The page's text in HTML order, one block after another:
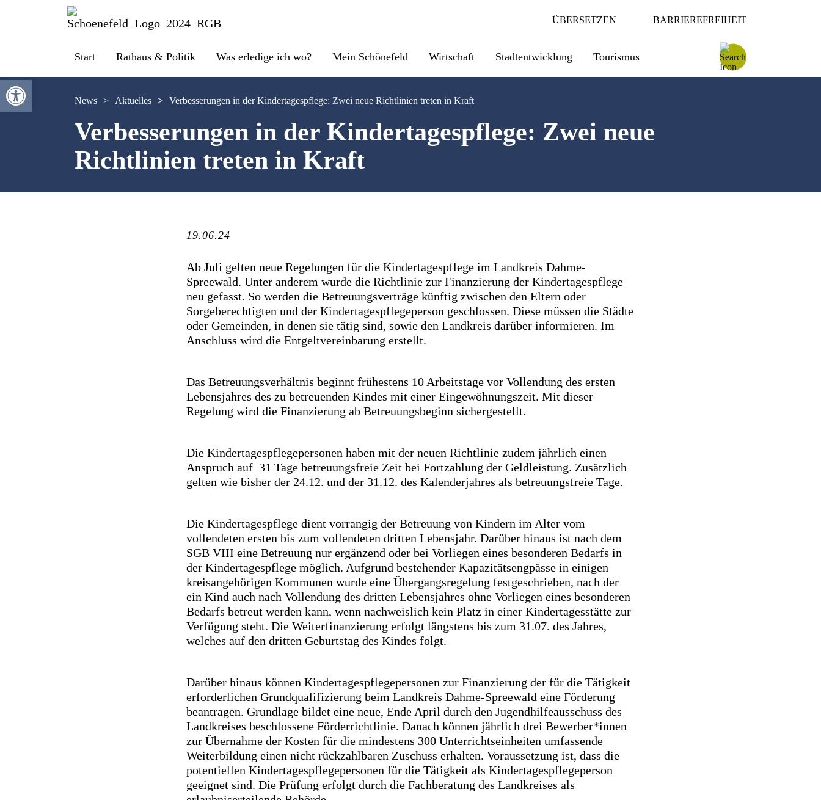
Werkzeugleiste öffnen
ÜBERSETZEN BARRIEREFREIHEIT
Start Rathaus & Politik Was erledige ich wo? Mein Schönefeld Wirtschaft Stadtentwicklung Tourismus
News > Aktuelles > Verbesserungen in der Kindertagespflege: Zwei neue Richtlinien treten in Kraft
Verbesserungen in der Kindertagespflege: Zwei neue
Richtlinien treten in Kraft
19.06.24
Ab Juli gelten neue Regelungen für die Kindertagespflege im Landkreis Dahme-
Spreewald. Unter anderem wurde die Richtlinie zur Finanzierung der Kindertagespflege
neu gefasst. So werden die Betreuungsverträge künftig zwischen den Eltern oder
Sorgeberechtigten und der Kindertagespflegeperson geschlossen. Diese müssen die Städte
oder Gemeinden, in denen sie tätig sind, sowie den Landkreis darüber informieren. Im
Anschluss wird die Entgeltvereinbarung erstellt.
Das Betreuungsverhältnis beginnt frühestens 10 Arbeitstage vor Vollendung des ersten
Lebensjahres des zu betreuenden Kindes mit einer Eingewöhnungszeit. Mit dieser
Regelung wird die Finanzierung ab Betreuungsbeginn sichergestellt.
Die Kindertagespflegepersonen haben mit der neuen Richtlinie zudem jährlich einen
Anspruch auf 31 Tage betreuungsfreie Zeit bei Fortzahlung der Geldleistung. Zusätzlich
gelten wie bisher der 24.12. und der 31.12. des Kalenderjahres als betreuungsfreie Tage.
Die Kindertagespflege dient vorrangig der Betreuung von Kindern im Alter vom
vollendeten ersten bis zum vollendeten dritten Lebensjahr. Darüber hinaus ist nach dem
SGB VIII eine Betreuung nur ergänzend oder bei Vorliegen eines besonderen Bedarfs in
der Kindertagespflege möglich. Aufgrund bestehender Kapazitätsengpässe in einigen
kreisangehörigen Kommunen wurde eine Übergangsregelung festgeschrieben, nach der
ein Kind auch nach Vollendung des dritten Lebensjahres ohne Vorliegen eines besonderen
Bedarfs betreut werden kann, wenn nachweislich kein Platz in einer Kindertagesstätte zur
Verfügung steht. Die Weiterfinanzierung erfolgt längstens bis zum 31.07. des Jahres,
welches auf den dritten Geburtstag des Kindes folgt.
Darüber hinaus können Kindertagespflegepersonen zur Finanzierung der für die Tätigkeit
erforderlichen Grundqualifizierung beim Landkreis Dahme-Spreewald eine Förderung
beantragen. Grundlage bildet eine neue, Ende April durch den Jugendhilfeausschuss des
Landkreises beschlossene Förderrichtlinie. Danach können jährlich drei Bewerber*innen
zur Übernahme der Kosten für die mindestens 300 Unterrichtseinheiten umfassende
Weiterbildung einen nicht rückzahlbaren Zuschuss erhalten. Voraussetzung ist, dass die
potentiellen Kindertagespflegepersonen für die Tätigkeit als Kindertagespflegeperson
geeignet sind. Die Prüfung erfolgt durch die Fachberatung des Landkreises als